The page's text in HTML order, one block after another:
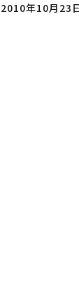
2010年10月23